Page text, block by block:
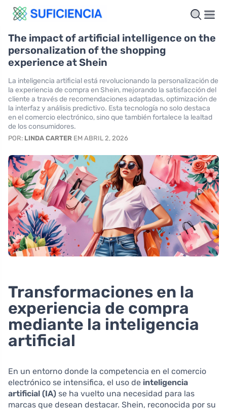
The impact of artificial intelligence on the
personalization of the shopping
experience at Shein
La inteligencia artificial está revolucionando la personalización de
la experiencia de compra en Shein, mejorando la satisfacción del
cliente a través de recomendaciones adaptadas, optimización de
la interfaz y análisis predictivo. Esta tecnología no solo destaca
en el comercio electrónico, sino que también fortalece la lealtad
de los consumidores.
POR: LINDA CARTER EM ABRIL 2, 2026
Transformaciones en la
experiencia de compra
mediante la inteligencia
artificial
En un entorno donde la competencia en el comercio
electrónico se intensifica, el uso de inteligencia
artificial (IA) se ha vuelto una necesidad para las
marcas que desean destacar. Shein, reconocida por su